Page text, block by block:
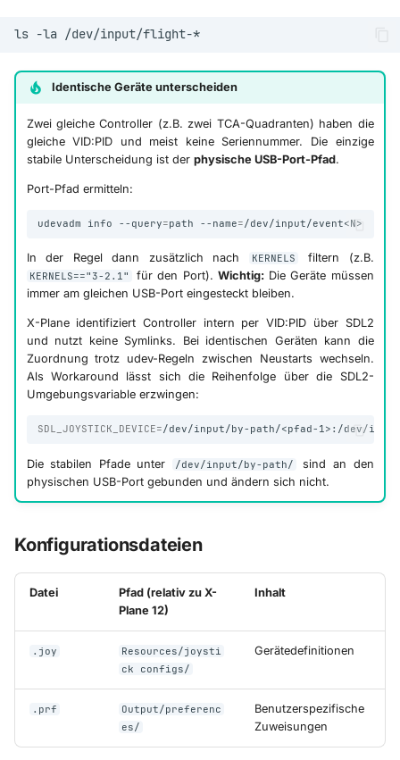
ls -la
Identische Geräte unterscheiden
Zwei gleiche Controller (z.B. zwei TCA-Quadranten) haben die
gleiche VID:PID und meist keine Seriennummer. Die einzige
stabile Unterscheidung ist der physische USB-Port-Pfad.
Port-Pfad ermitteln:
udevadm info --query=path --name=
In der Regel dann zusätzlich nach KERNELS filtern (z.B.
KERNELS=="3-2.1" für den Port). Wichtig: Die Geräte müssen
immer am gleichen USB-Port eingesteckt bleiben.
X-Plane identifiziert Controller intern per VID:PID über SDL2
und nutzt keine Symlinks. Bei identischen Geräten kann die
Zuordnung trotz udev-Regeln zwischen Neustarts wechseln.
Als Workaround lässt sich die Reihenfolge über die SDL2-
Umgebungsvariable erzwingen:
SDL_JOYSTICK_DEVICE=/dev/input/by-path/<pfad-1>:/dev/
Die stabilen Pfade unter /dev/input/by-path/
sind an den
physischen USB-Port gebunden und ändern sich nicht.
Konfigurationsdateien
Datei
Pfad (relativ zu X-
Plane 12)
Inhalt
.joy
Resources/joysti
ck configs/
Gerätedefinitionen
.prf
Output/preferenc
es/
Benutzerspezifische
Zuweisungen